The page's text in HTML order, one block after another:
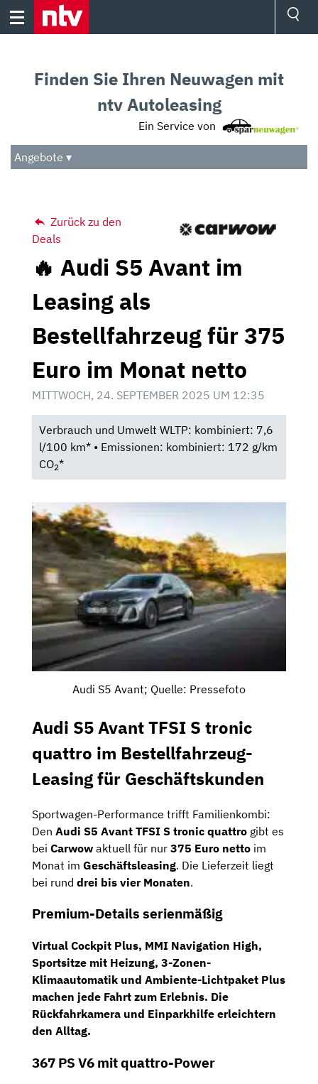
Skip
Audio
Das Beste
Finden Sie Ihren Neuwagen mit
ntv Autoleasing
Ein Service von
Angebote ▾
Zurück zu den
Deals
🔥 Audi S5 Avant im
Leasing als
Bestellfahrzeug für 375
Euro im Monat netto
MITTWOCH, 24. SEPTEMBER 2025 UM 12:35
Verbrauch und Umwelt WLTP: kombiniert: 7,6
l/100 km* • Emissionen: kombiniert: 172 g/km
CO2*
Audi S5 Avant; Quelle: Pressefoto
Audi S5 Avant TFSI S tronic
quattro im Bestellfahrzeug-
Leasing für Geschäftskunden
Sportwagen-Performance trifft Familienkombi:
Den Audi S5 Avant TFSI S tronic quattro gibt es
bei Carwow aktuell für nur 375 Euro netto im
Monat im Geschäftsleasing. Die Lieferzeit liegt
bei rund drei bis vier Monaten.
Premium-Details serienmäßig
Virtual Cockpit Plus, MMI Navigation High,
Sportsitze mit Heizung, 3-Zonen-
Klimaautomatik und Ambiente-Lichtpaket Plus
machen jede Fahrt zum Erlebnis. Die
Rückfahrkamera und Einparkhilfe erleichtern
den Alltag.
367 PS V6 mit quattro-Power